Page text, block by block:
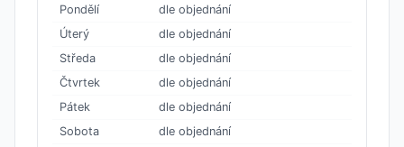
Pondělí
dle objednání
Úterý
dle objednání
Středa
dle objednání
Čtvrtek
dle objednání
Pátek
dle objednání
Sobota
dle objednání